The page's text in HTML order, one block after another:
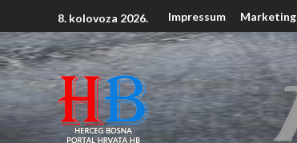
8. kolovoza 2026. Impressum Marketing